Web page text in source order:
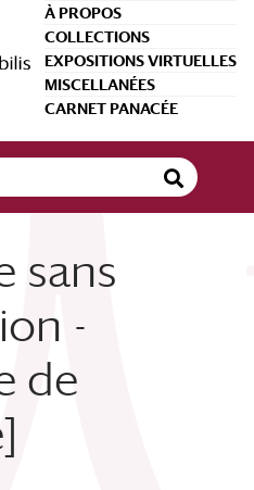
À PROPOS
COLLECTIONS
EXPOSITIONS VIRTUELLES
MISCELLANÉES
CARNET PANACÉE
sans
-
de